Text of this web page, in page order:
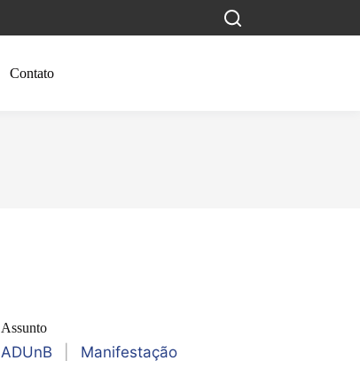
Contato
Assunto
ADUnB Manifestação